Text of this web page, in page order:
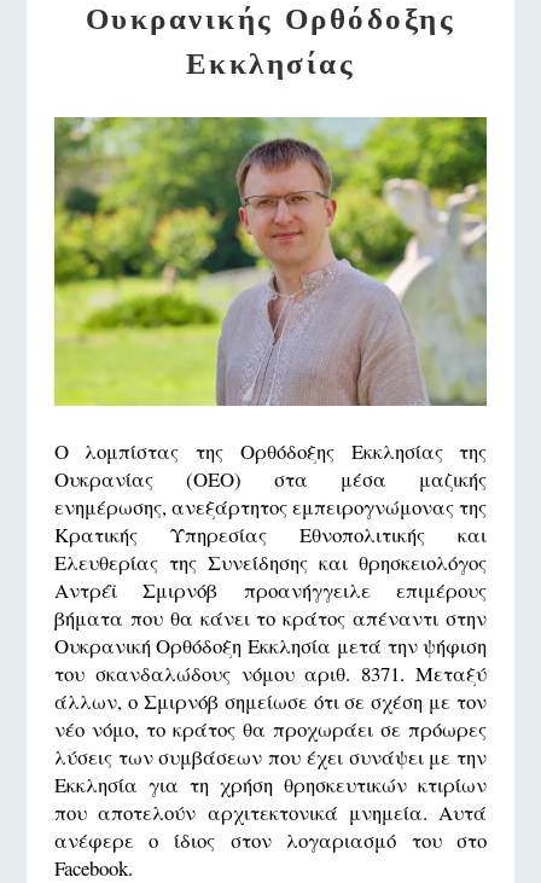
Ουκρανικής Ορθόδοξης
Εκκλησίας
Ο λομπίστας της Ορθόδοξης Εκκλησίας της
Ουκρανίας (ΟΕΟ) στα μέσα μαζικής
ενημέρωσης, ανεξάρτητος εμπειρογνώμονας της
Κρατικής Υπηρεσίας Εθνοπολιτικής και
Ελευθερίας της Συνείδησης και θρησκειολόγος
Αντρέϊ Σμιρνόβ προανήγγειλε επιμέρους
βήματα που θα κάνει το κράτος απέναντι στην
Ουκρανική Ορθόδοξη Εκκλησία μετά την ψήφιση
του σκανδαλώδους νόμου αριθ. 8371. Μεταξύ
άλλων, ο Σμιρνόβ σημείωσε ότι σε σχέση με τον
νέο νόμο, το κράτος θα προχωράει σε πρόωρες
λύσεις των συμβάσεων που έχει συνάψει με την
Εκκλησία για τη χρήση θρησκευτικών κτιρίων
που αποτελούν αρχιτεκτονικά μνημεία. Αυτά
ανέφερε ο ίδιος στον λογαριασμό του στο
Facebook.